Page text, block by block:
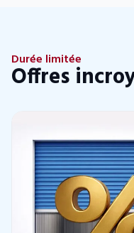
Durée limitée
Offres